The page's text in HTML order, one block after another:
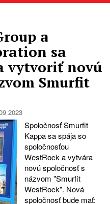
a
sa
vytvoriť novú
Smurfit
2023
Spoločnosť Smurfit
Kappa sa spája so
spoločnosťou
WestRock a vytvára
novú spoločnosť s
názvom "Smurfit
WestRock". Nová
spoločnosť bude mať: